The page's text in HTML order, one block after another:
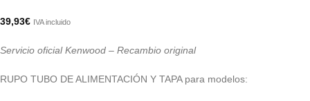
39,93€ IVA incluido
Servicio oficial Kenwood – Recambio original
RUPO TUBO DE ALIMENTACIÓN Y TAPA para modelos: